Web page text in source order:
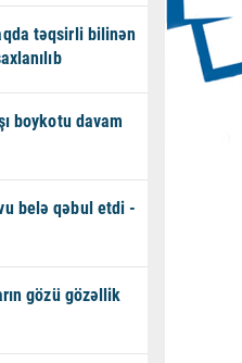
təqsirli bilinən
boykotu davam
belə qəbul etdi -
gözü gözəllik